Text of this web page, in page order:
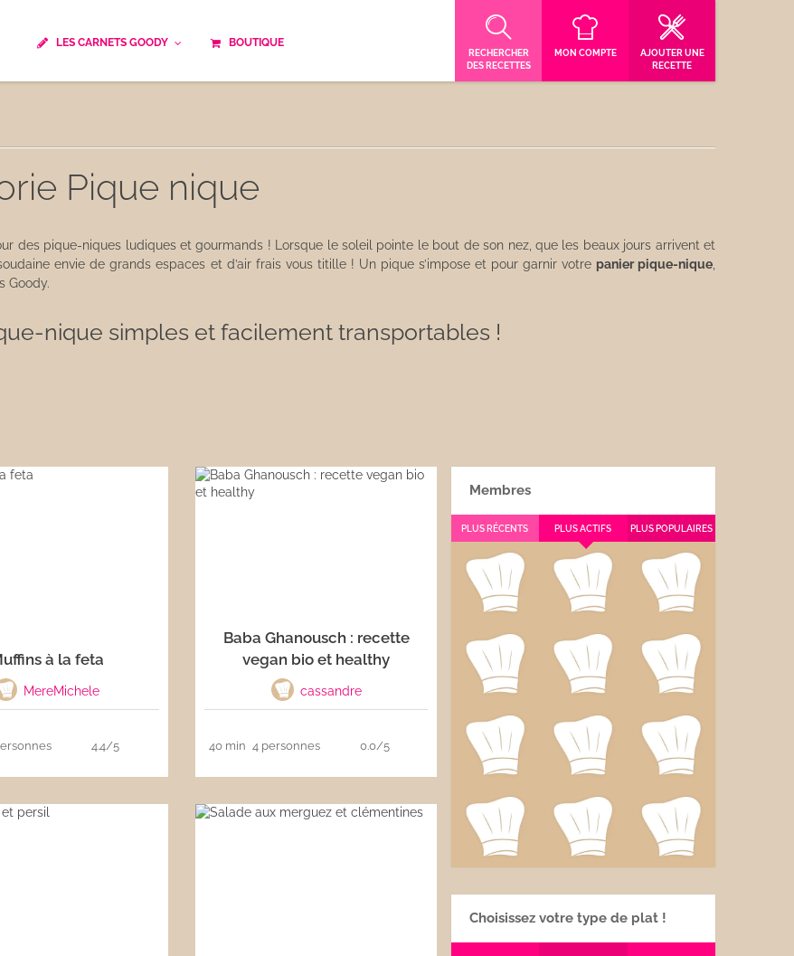
traditionnelle Repas musculation
Robots multifonctions
Les soupes
LES CARNETS GOODY
Spécialité culinaire
Les astuces Goody
BOUTIQUE
RECHERCHER
DES RECETTES
MON COMPTE
AJOUTER UNE
RECETTE
Pique nique
des pique-niques ludiques et gourmands ! Lorsque le soleil pointe le bout de son nez, que les beaux jours arrivent et
envie de grands espaces et d’air frais vous titille ! Un pique s’impose et pour garnir votre panier pique-nique
Goody.
nique simples et facilement transportables !
à la feta
MereMichele
4.4/5
Baba Ghanousch : recette
vegan bio et healthy
cassandre
40 min 4 personnes 0.0/5
Membres
PLUS RÉCENTS PLUS ACTIFS PLUS POPULAIRES
Choisissez votre type de plat !